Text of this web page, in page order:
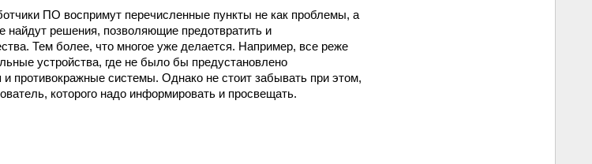
ПО воспримут перечисленные пункты не как проблемы, а
найдут решения, позволяющие предотвратить и
Тем более, что многое уже делается. Например, все реже
устройства, где не было бы предустановлено
противокражные системы. Однако не стоит забывать при этом,
которого надо информировать и просвещать.